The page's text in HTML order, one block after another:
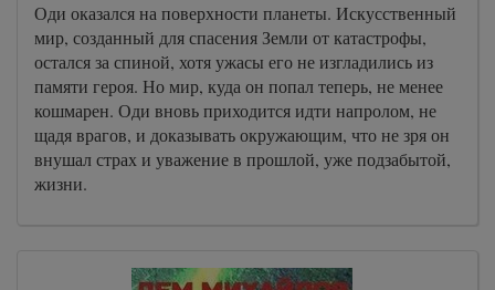
Оди оказался на поверхности планеты. Искусственный
мир, созданный для спасения Земли от катастрофы,
остался за спиной, хотя ужасы его не изгладились из
памяти героя. Но мир, куда он попал теперь, не менее
кошмарен. Оди вновь приходится идти напролом, не
щадя врагов, и доказывать окружающим, что не зря он
внушал страх и уважение в прошлой, уже подзабытой,
жизни.